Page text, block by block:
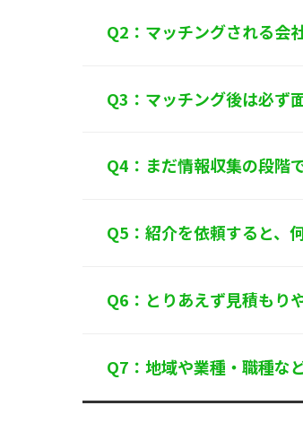
Q2：マッチングされる会
Q3：マッチング後は必ず
Q4：まだ情報収集の段階
Q5：紹介を依頼すると、
Q6：とりあえず見積もり
Q7：地域や業種・職種な